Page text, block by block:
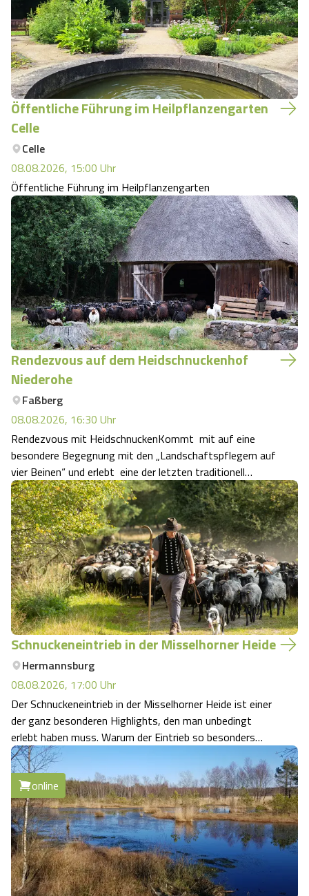
Öffentliche Führung im Heilpflanzengarten
Celle
Celle
08.08.2026, 15:00 Uhr
Öffentliche Führung im Heilpflanzengarten
Rendezvous auf dem Heidschnuckenhof
Niederohe
Faßberg
08.08.2026, 16:30 Uhr
Rendezvous mit HeidschnuckenKommt mit auf eine
besondere Begegnung mit den „Landschaftspflegern auf
vier Beinen“ und erlebt eine der letzten traditionell
gehüteten Heidschnuckenherden der Lüneburger Heide.
Schnuckeneintrieb in der Misselhorner Heide
Hermannsburg
08.08.2026, 17:00 Uhr
Der Schnuckeneintrieb in der Misselhorner Heide ist einer
der ganz besonderen Highlights, den man unbedingt
erlebt haben muss. Warum der Eintrieb so besonders
istKennst du dieses Gefühl, wenn Natur und Tradition so
selbstverständlich ineinandergreifen? Der
Schnuckeneintrieb ist genau so ein Moment…
online